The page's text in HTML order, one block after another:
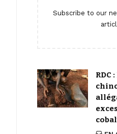
Subscribe to our
RDC